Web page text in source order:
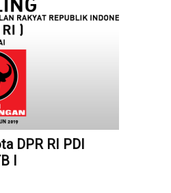
DPR RI PDI
I